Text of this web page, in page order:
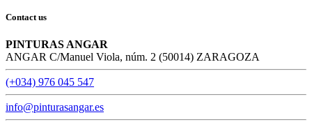
Contact us
PINTURAS ANGAR
ANGAR C/Manuel Viola, núm. 2 (50014) ZARAGOZA
(+034) 976 045 547
info@pinturasangar.es